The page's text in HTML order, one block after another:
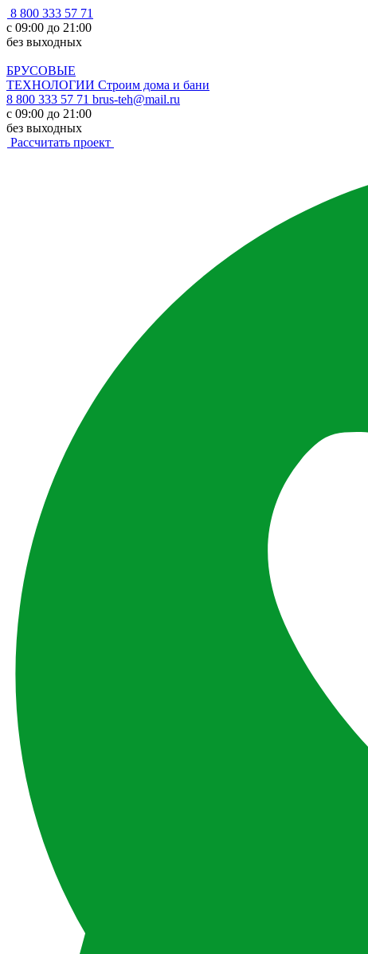
8 800 333 57 71
с 09:00 до 21:00
без выходных
БРУСОВЫЕ
ТЕХНОЛОГИИ Строим дома и бани
8 800 333 57 71 brus-teh@mail.ru
с 09:00 до 21:00
без выходных
Рассчитать проект